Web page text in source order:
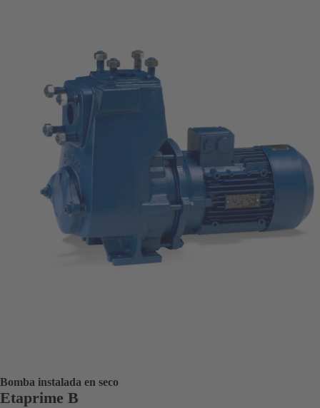
Bomba instalada en seco
Etaprime B